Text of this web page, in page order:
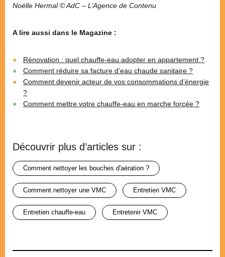
Noëlle Hermal © AdC – L’Agence de Contenu
A lire aussi dans le Magazine :
Rénovation : quel chauffe-eau adopter en appartement ?
Comment réduire sa facture d’eau chaude sanitaire ?
Comment devenir acteur de vos consommations d’énergie
?
Comment mettre votre chauffe-eau en marche forcée ?
Découvrir plus d’articles sur :
comment nettoyer les bouches d'aération ?
comment nettoyer une VMC entretien VMC
entretien chauffe-eau entretenir VMC